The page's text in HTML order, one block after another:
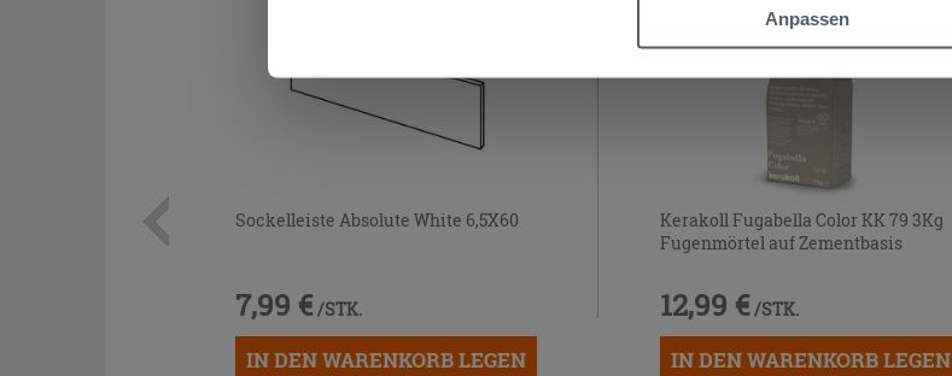
Anpassen
Sockelleiste Absolute White 6,5X60
7,99 € /STK.
IN DEN WARENKORB LEGEN
Kerakoll Fugabella Color KK 79 3Kg
Fugenmörtel auf Zementbasis
12,99 € /STK.
IN DEN WARENKORB LEGEN